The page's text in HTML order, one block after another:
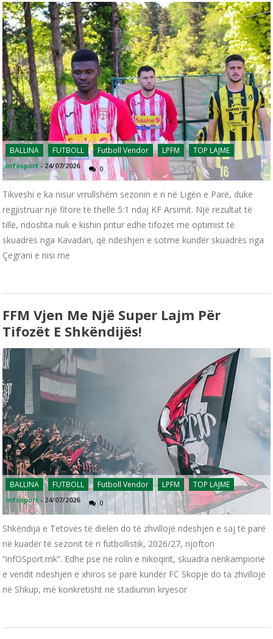
BALLINA FUTBOLL Futboll Vendor LPFM TOP LAJME
infosport -24/07/2026 0
Tikveshi e ka nisur vrrullshëm sezonin e ri në Ligën e Parë, duke
regjistruar një fitore të thellë 5:1 ndaj KF Arsimit. Një rezultat të
tillë, ndoshta nuk e kishin pritur edhe tifozët më optimist të
skuadrës nga Kavadari, që ndeshjen e sotme kundër skuadrës nga
Çegrani e nisi me
FFM Vjen Me Një Super Lajm Për
Tifozët E Shkëndijës!
BALLINA FUTBOLL Futboll Vendor LPFM TOP LAJME
infosport -24/07/2026 0
Shkëndija e Tetovës të dielën do të zhvillojë ndeshjen e saj të parë
në kuadër të sezonit të ri futbollistik, 2026/27, njofton
“infOSport.mk”. Edhe pse në rolin e nikoqirit, skuadra nënkampione
e vendit ndeshjen e xhiros së parë kundër FC Skopje do ta zhvillojë
në Shkup, më konkretisht në stadiumin kryesor